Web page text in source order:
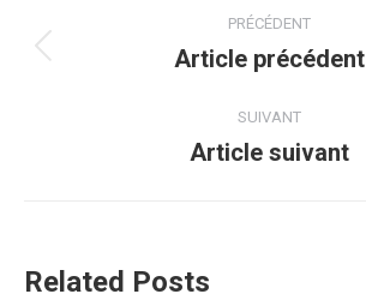
PRÉCÉDENT
Article précédent
SUIVANT
Article suivant
Related Posts